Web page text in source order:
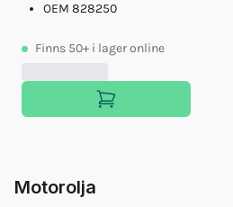
OEM 828250
Finns 50+ i lager online
Motorolja